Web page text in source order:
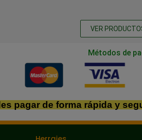
VER
Métodos de
pagar de forma rápida y